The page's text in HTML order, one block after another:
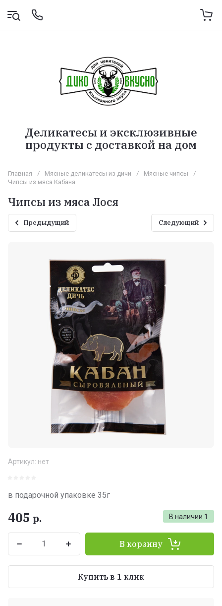
Деликатесы и эксклюзивные
продукты с доставкой на дом
Главная / Мясные деликатесы из дичи / Мясные чипсы
/
Чипсы из мяса Кабана
Чипсы из мяса Лося
Предыдущий Следующий
Артикул: нет
в подарочной упаковке 35г
В наличии 1
405 р.
В корзину
Купить в 1 клик